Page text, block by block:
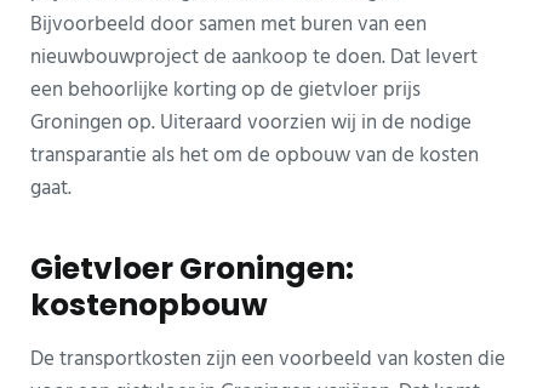
Bijvoorbeeld door samen met buren van een
nieuwbouwproject de aankoop te doen. Dat levert
een behoorlijke korting op de gietvloer prijs
Groningen op. Uiteraard voorzien wij in de nodige
transparantie als het om de opbouw van de kosten
gaat.
Gietvloer Groningen:
kostenopbouw
De transportkosten zijn een voorbeeld van kosten die